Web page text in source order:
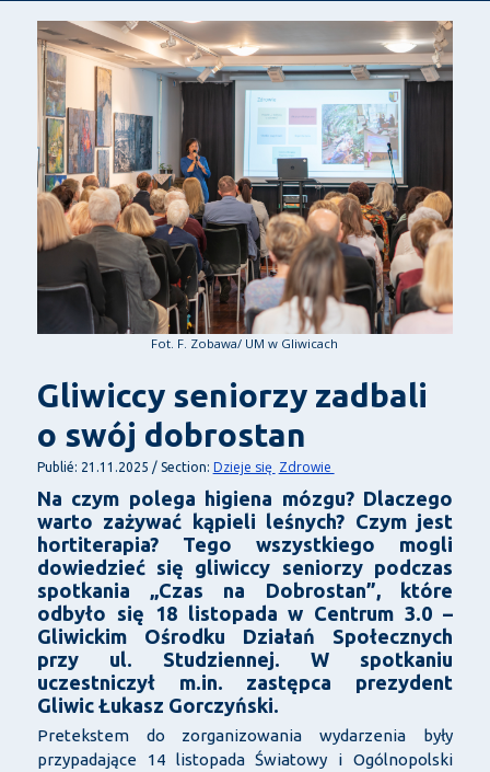
Fot. F. Zobawa/ UM w Gliwicach
Gliwiccy seniorzy zadbali
o swój dobrostan
Publié: 21.11.2025 / Section: Dzieje się Zdrowie
Na czym polega higiena mózgu? Dlaczego
warto zażywać kąpieli leśnych? Czym jest
hortiterapia? Tego wszystkiego mogli
dowiedzieć się gliwiccy seniorzy podczas
spotkania „Czas na Dobrostan”, które
odbyło się 18 listopada w Centrum 3.0 –
Gliwickim Ośrodku Działań Społecznych
przy ul. Studziennej. W spotkaniu
uczestniczył m.in. zastępca prezydent
Gliwic Łukasz Gorczyński.
Pretekstem do zorganizowania wydarzenia były
przypadające 14 listopada Światowy i Ogólnopolski